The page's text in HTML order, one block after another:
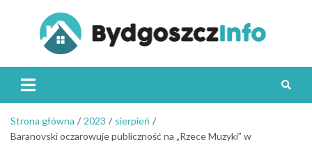
Strona główna 2023
sierpień
Baranovski oczarowuje publiczność na „Rzece Muzyki” w